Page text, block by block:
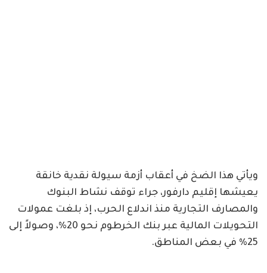
ويأتي هذا الضخ في أعقاب أزمة سيولة نقدية خانقة
يعيشها إقليم دارفور، جراء توقف نشاط البنوك
والمصارف التجارية منذ اندلاع الحرب، إذ بلغت عمولات
التحويلات المالية عبر بنك الخرطوم نحو 20%، وصولاً إلى
25% في بعض المناطق.